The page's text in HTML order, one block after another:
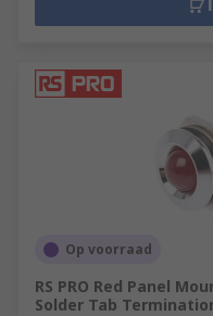
Op voorraad
RS PRO Red Panel
Solder Tab